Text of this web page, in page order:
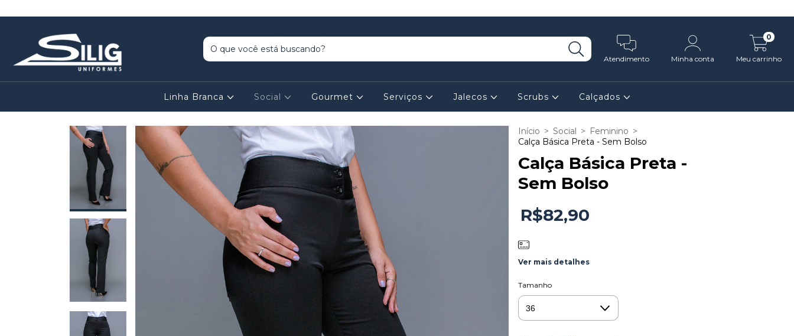
Atendimento Minha conta Meu carrinho
0
Linha Branca Social Gourmet Serviços Jalecos Scrubs Calçados
Início > Social > Feminino >
Calça Básica Preta - Sem Bolso
Calça Básica Preta -
Sem Bolso
R$82,90
Ver mais detalhes
Tamanho